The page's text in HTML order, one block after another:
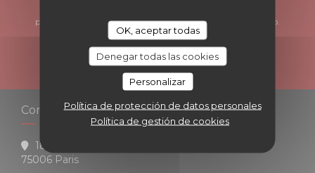
OK, aceptar todas
Denegar todas las cookies
Personalizar
Política de protección de datos personales
Política de gestión de cookies
personalizadas y ofertas de marketing por correo electrónico.
SUSCRIBIRSE
Contacto
18 Rue Mayet
75006 Paris((abre en una nueva ventana))